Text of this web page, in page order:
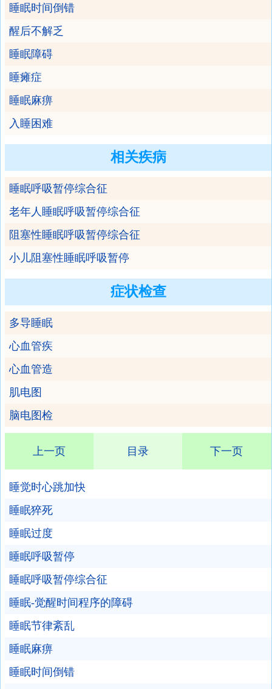
睡眠时间倒错
醒后不解乏
睡眠障碍
睡瘫症
睡眠麻痹
入睡困难
相关疾病
睡眠呼吸暂停综合征
老年人睡眠呼吸暂停综合征
阻塞性睡眠呼吸暂停综合征
小儿阻塞性睡眠呼吸暂停
症状检查
多导睡眠
心血管疾
心血管造
肌电图
脑电图检
上一页 目录 下一页
睡觉时心跳加快
睡眠猝死
睡眠过度
睡眠呼吸暂停
睡眠呼吸暂停综合征
睡眠-觉醒时间程序的障碍
睡眠节律紊乱
睡眠麻痹
睡眠时间倒错